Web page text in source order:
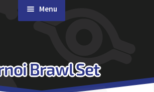
Menu
Agenda
Brawl Set